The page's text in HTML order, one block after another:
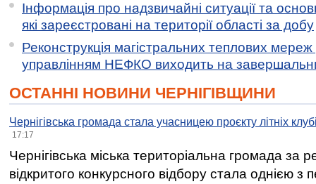
Інформація про надзвичайні ситуації та
які зареєстровані на території області за добу
Реконструкція магістральних теплових мереж
управлінням НЕФКО виходить на
ОСТАННІ НОВИНИ ЧЕРНІГІВЩИНИ
Чернігівська громада стала учасницею проєкту літніх
17:17
Чернігівська міська територіальна громада за
відкритого конкурсного відбору стала однією